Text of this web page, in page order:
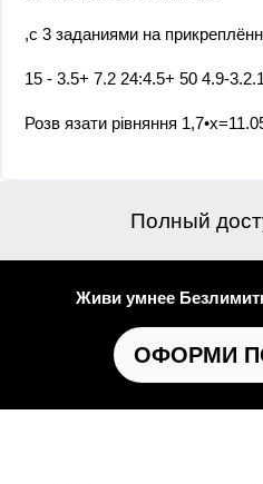
,с 3 заданиями на
15 - 3.5+ 7.2 24:4.5+ 50 4.9-
Розв язати рівняння
Полный
Живи умнее
ОФОРМИ